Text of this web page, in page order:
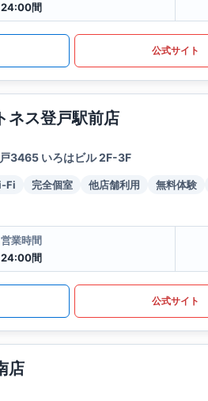
24:00間
公式サイト
ネス登戸駅前店
3465 いろはビル 2F-3F
Fi 完全個室 他店舗利用 無料体験
営業時間
24:00間
公式サイト
店